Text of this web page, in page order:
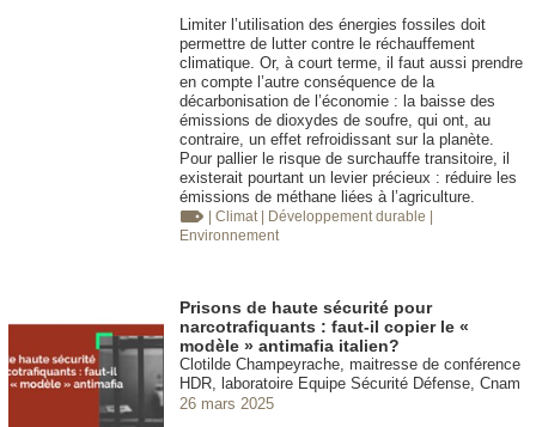
Limiter l’utilisation des énergies fossiles doit
permettre de lutter contre le réchauffement
climatique. Or, à court terme, il faut aussi prendre
en compte l’autre conséquence de la
décarbonisation de l’économie : la baisse des
émissions de dioxydes de soufre, qui ont, au
contraire, un effet refroidissant sur la planète.
Pour pallier le risque de surchauffe transitoire, il
existerait pourtant un levier précieux : réduire les
émissions de méthane liées à l’agriculture.
| Climat | Développement durable
Environnement
Prisons de haute sécurité pour
narcotrafiquants : faut-il copier le «
modèle » antimafia italien?
Clotilde Champeyrache, maitresse de conférence
HDR, laboratoire Equipe Sécurité Défense, Cnam
26 mars 2025